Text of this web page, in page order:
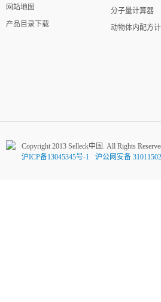
网站地图
产品目录下载
分子量计算器
动物体内配方
Copyright 2013 Selleck中国. All Rights
沪ICP备13045345号-1
沪公网安备